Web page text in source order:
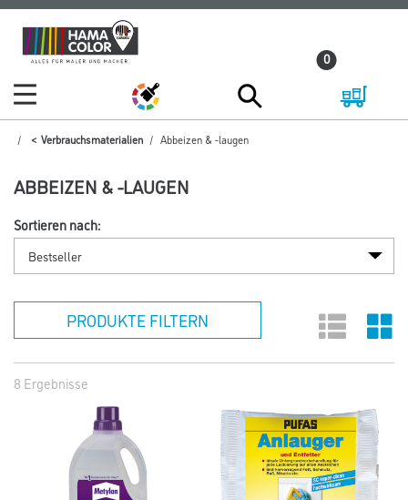
Zum
Inhalt
Zum
Navigationsmenü
0
Verbrauchsmaterialien Abbeizen & -laugen
ABBEIZEN & -LAUGEN
Sortieren nach:
PRODUKTE FILTERN
8 Ergebnisse